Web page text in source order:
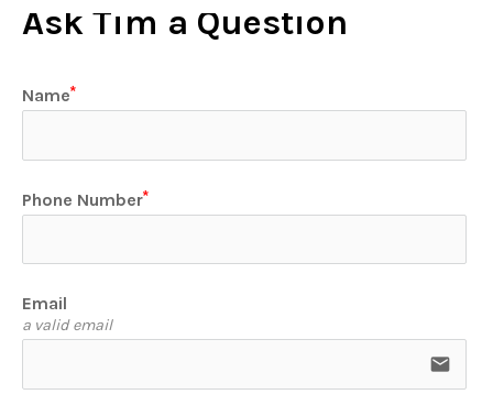
Ask Tim a Question
Name
Phone Number
Email
a valid email
email